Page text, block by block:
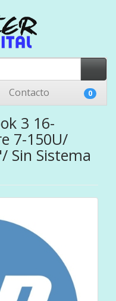
Contacto 0
3 16-
7-150U/
Sin Sistema